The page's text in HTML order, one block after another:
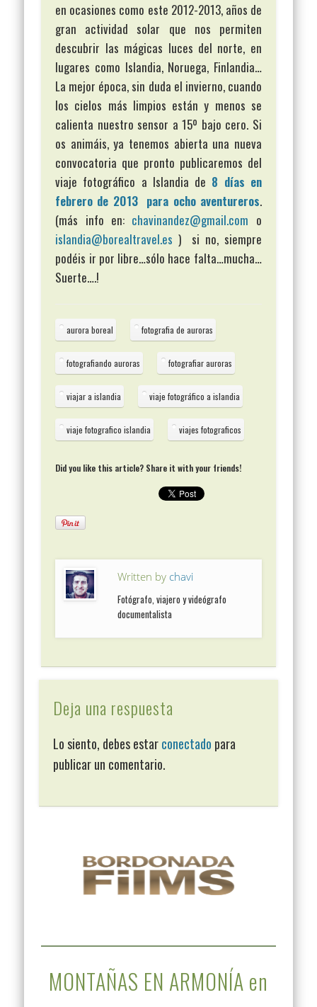
en ocasiones como este 2012-2013, años de
gran actividad solar que nos permiten
descubrir las mágicas luces del norte, en
lugares como Islandia, Noruega, Finlandia…
La mejor época, sin duda el invierno, cuando
los cielos más limpios están y menos se
calienta nuestro sensor a 15º bajo cero. Si
os animáis, ya tenemos abierta una nueva
convocatoria que pronto publicaremos del
viaje fotográfico a Islandia de 8 días en
febrero de 2013 para ocho aventureros.
(más info en: chavinandez@gmail.com o
islandia@borealtravel.es ) si no, siempre
podéis ir por libre…sólo hace falta…mucha…
Suerte….!
aurora boreal fotografia de auroras
fotografiando auroras fotografiar auroras
viajar a islandia viaje fotográfico a islandia
viaje fotografico islandia viajes fotograficos
Did you like this article? Share it with your friends!
Written by chavi
Fotógrafo, viajero y videógrafo
documentalista
Deja una respuesta
Lo siento, debes estarconectado para
publicar un comentario.
MONTAÑAS EN ARMONÍA en